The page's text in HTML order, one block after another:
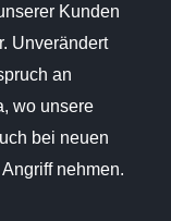
Kunden
Unverändert
an
wo unsere
bei neuen
nehmen.